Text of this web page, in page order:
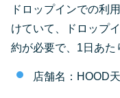
ドロップインでの利
けていて、ドロップ
約が必要で、1日あた
店舗名：HOOD